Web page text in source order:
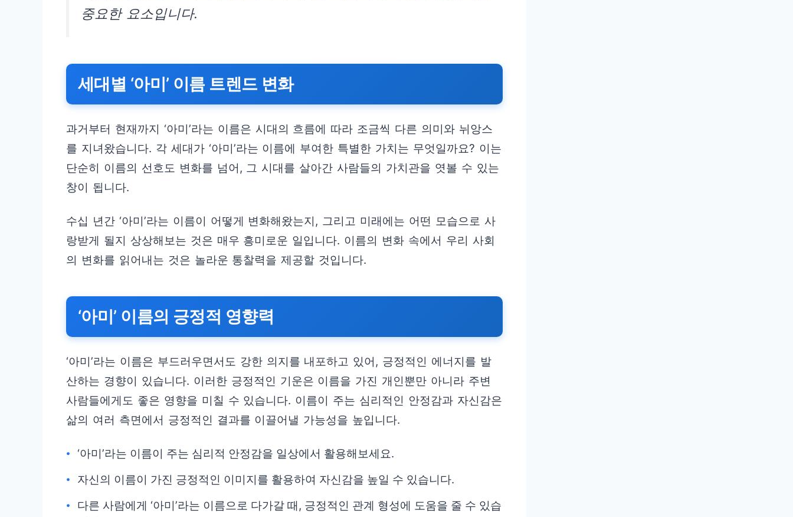
중요한 요소입니다.
세대별 ‘아미’ 이름 트렌드 변화
과거부터 현재까지 ‘아미’라는 이름은 시대의 흐름에 따라 조금씩 다른 의미와 뉘앙스
를 지녀왔습니다. 각 세대가 ‘아미’라는 이름에 부여한 특별한 가치는 무엇일까요? 이는
단순히 이름의 선호도 변화를 넘어, 그 시대를 살아간 사람들의 가치관을 엿볼 수 있는
창이 됩니다.
수십 년간 ‘아미’라는 이름이 어떻게 변화해왔는지, 그리고 미래에는 어떤 모습으로 사
랑받게 될지 상상해보는 것은 매우 흥미로운 일입니다. 이름의 변화 속에서 우리 사회
의 변화를 읽어내는 것은 놀라운 통찰력을 제공할 것입니다.
‘아미’ 이름의 긍정적 영향력
‘아미’라는 이름은 부드러우면서도 강한 의지를 내포하고 있어, 긍정적인 에너지를 발
산하는 경향이 있습니다. 이러한 긍정적인 기운은 이름을 가진 개인뿐만 아니라 주변
사람들에게도 좋은 영향을 미칠 수 있습니다. 이름이 주는 심리적인 안정감과 자신감은
삶의 여러 측면에서 긍정적인 결과를 이끌어낼 가능성을 높입니다.
‘아미’라는 이름이 주는 심리적 안정감을 일상에서 활용해보세요.
자신의 이름이 가진 긍정적인 이미지를 활용하여 자신감을 높일 수 있습니다.
다른 사람에게 ‘아미’라는 이름으로 다가갈 때, 긍정적인 관계 형성에 도움을 줄 수 있습